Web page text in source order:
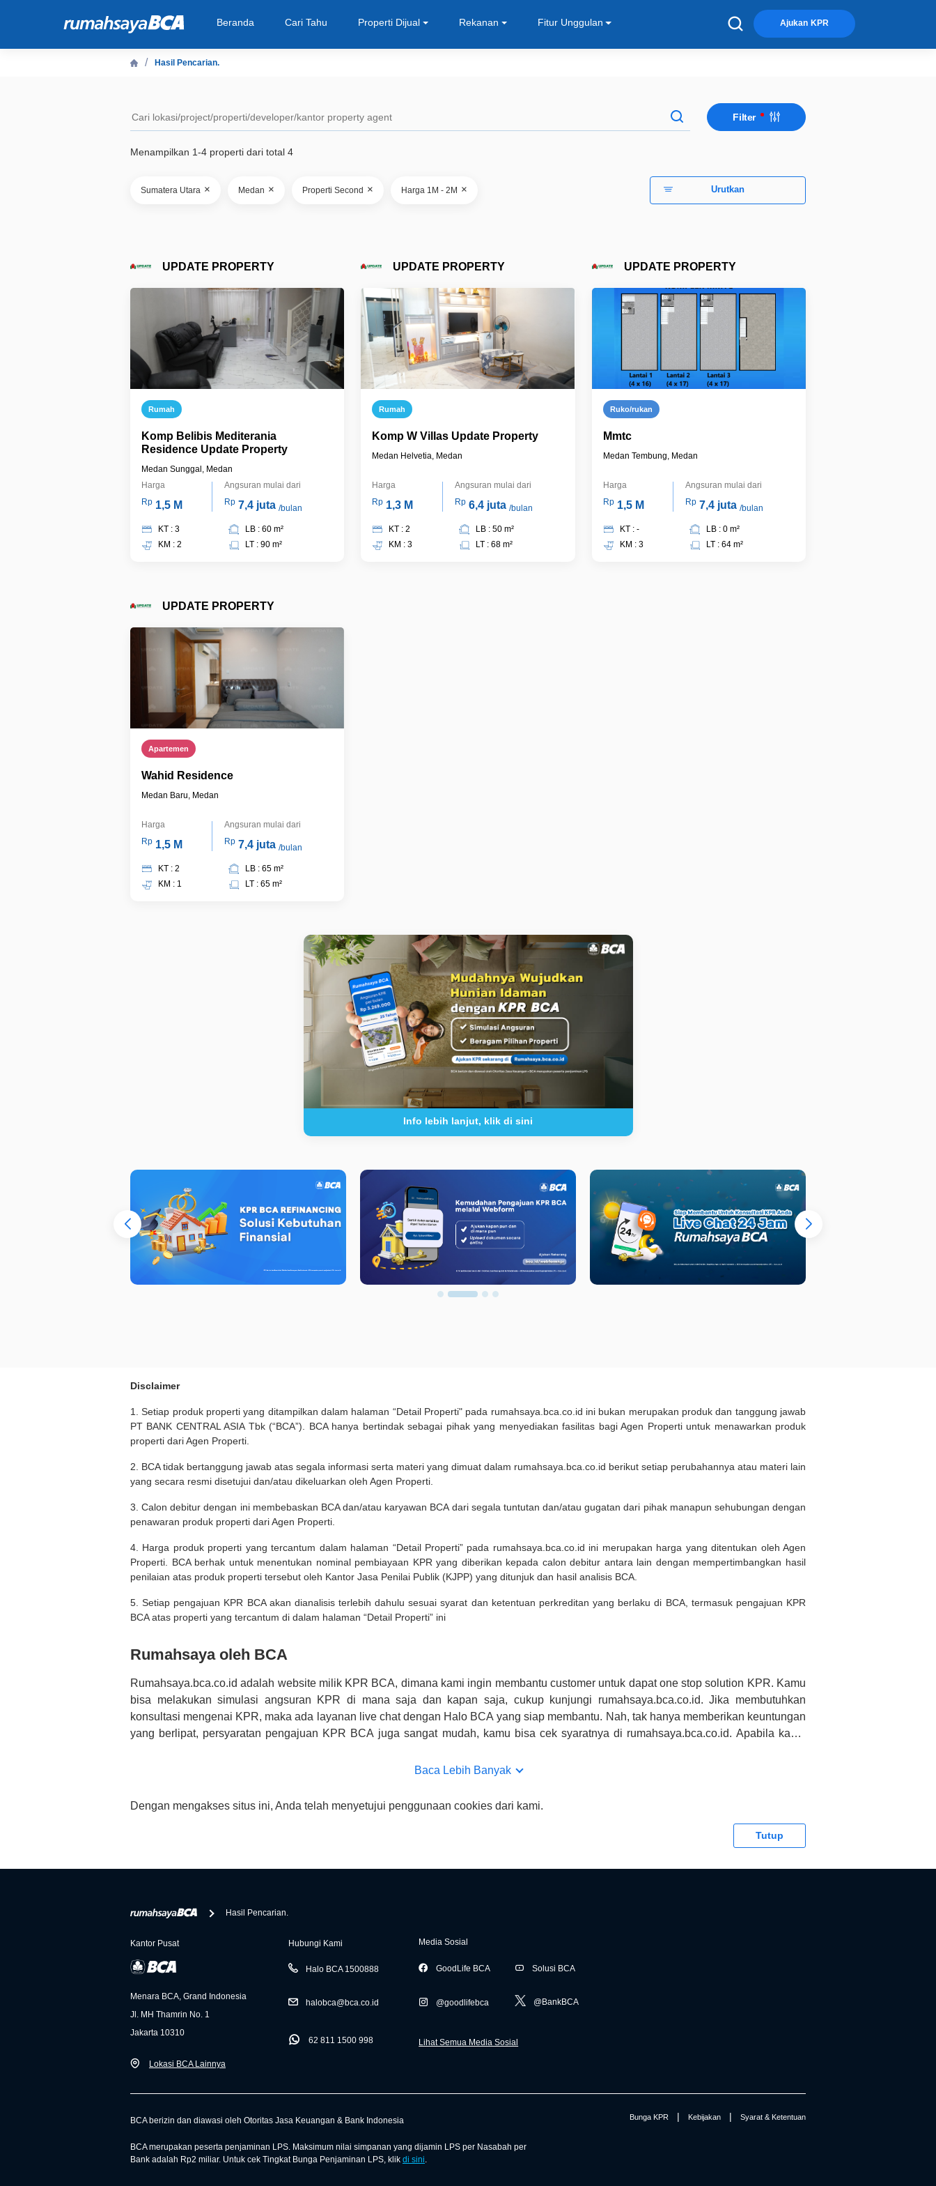
Beranda Cari Tahu Properti Dijual Rekanan Fitur Unggulan Ajukan KPR
Hasil Pencarian.
Filter
Menampilkan 1-4 properti dari total 4
Sumatera Utara × Medan × Properti Second × Harga 1M - 2M × Urutkan
UPDATE PROPERTY
Rumah
Komp Belibis Mediterania
Residence Update Property
Medan Sunggal, Medan
Harga
Rp 1,5 M
Angsuran mulai dari
Rp 7,4 juta /bulan
KT : 3
KM : 2
LB : 60 m²
LT : 90 m²
UPDATE PROPERTY
Rumah
Komp W Villas Update Property
Medan Helvetia, Medan
Harga
Rp 1,3 M
Angsuran mulai dari
Rp 6,4 juta /bulan
KT : 2
KM : 3
LB : 50 m²
LT : 68 m²
UPDATE PROPERTY
Ruko/rukan
Mmtc
Medan Tembung, Medan
Harga
Rp 1,5 M
Angsuran mulai dari
Rp 7,4 juta /bulan
KT : -
KM : 3
LB : 0 m²
LT : 64 m²
UPDATE PROPERTY
Apartemen
Wahid Residence
Medan Baru, Medan
Harga
Rp 1,5 M
Angsuran mulai dari
Rp 7,4 juta /bulan
KT : 2
KM : 1
LB : 65 m²
LT : 65 m²
Info lebih lanjut, klik di sini
Disclaimer
1. Setiap produk properti yang ditampilkan dalam halaman “Detail Properti" pada rumahsaya.bca.co.id ini bukan merupakan produk dan tanggung jawab
PT BANK CENTRAL ASIA Tbk (“BCA”). BCA hanya bertindak sebagai pihak yang menyediakan fasilitas bagi Agen Properti untuk menawarkan produk
properti dari Agen Properti.
2. BCA tidak bertanggung jawab atas segala informasi serta materi yang dimuat dalam rumahsaya.bca.co.id berikut setiap perubahannya atau materi lain
yang secara resmi disetujui dan/atau dikeluarkan oleh Agen Properti.
3. Calon debitur dengan ini membebaskan BCA dan/atau karyawan BCA dari segala tuntutan dan/atau gugatan dari pihak manapun sehubungan dengan
penawaran produk properti dari Agen Properti.
4. Harga produk properti yang tercantum dalam halaman “Detail Properti” pada rumahsaya.bca.co.id ini merupakan harga yang ditentukan oleh Agen
Properti. BCA berhak untuk menentukan nominal pembiayaan KPR yang diberikan kepada calon debitur antara lain dengan mempertimbangkan hasil
penilaian atas produk properti tersebut oleh Kantor Jasa Penilai Publik (KJPP) yang ditunjuk dan hasil analisis BCA.
5. Setiap pengajuan KPR BCA akan dianalisis terlebih dahulu sesuai syarat dan ketentuan perkreditan yang berlaku di BCA, termasuk pengajuan KPR
BCA atas properti yang tercantum di dalam halaman “Detail Properti” ini
Rumahsaya oleh BCA
Rumahsaya.bca.co.id adalah website milik KPR BCA, dimana kami ingin membantu customer untuk dapat one stop solution KPR. Kamu
bisa melakukan simulasi angsuran KPR di mana saja dan kapan saja, cukup kunjungi rumahsaya.bca.co.id. Jika membutuhkan
konsultasi mengenai KPR, maka ada layanan live chat dengan Halo BCA yang siap membantu. Nah, tak hanya memberikan keuntungan
yang berlipat, persyaratan pengajuan KPR BCA juga sangat mudah, kamu bisa cek syaratnya di rumahsaya.bca.co.id. Apabila kamu
informasi yang rekanan berikan selain yang bisa di verifikasi oleh BCA.
Baca Lebih Banyak
Dengan mengakses situs ini, Anda telah menyetujui penggunaan cookies dari kami.
Tutup
Hasil Pencarian.
Kantor Pusat
Menara BCA, Grand Indonesia
Jl. MH Thamrin No. 1
Jakarta 10310
Lokasi BCA Lainnya
Hubungi Kami
Halo BCA 1500888
halobca@bca.co.id
62 811 1500 998
Media Sosial
GoodLife BCA
@goodlifebca
Solusi BCA
@BankBCA
Lihat Semua Media Sosial
BCA berizin dan diawasi oleh Otoritas Jasa Keuangan & Bank Indonesia
BCA merupakan peserta penjaminan LPS. Maksimum nilai simpanan yang dijamin LPS per Nasabah per
Bank adalah Rp2 miliar. Untuk cek Tingkat Bunga Penjaminan LPS, klik di sini.
Bunga KPR | Kebijakan | Syarat & Ketentuan